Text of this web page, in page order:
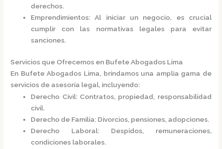
derechos.
Emprendimientos: Al iniciar un negocio, es crucial
cumplir con las normativas legales para evitar
sanciones.​
Servicios que Ofrecemos en Bufete Abogados Lima
En Bufete Abogados Lima, brindamos una amplia gama de
servicios de asesoría legal, incluyendo:​
Derecho Civil: Contratos, propiedad, responsabilidad
civil.
Derecho de Familia: Divorcios, pensiones, adopciones.
Derecho Laboral: Despidos, remuneraciones,
condiciones laborales.